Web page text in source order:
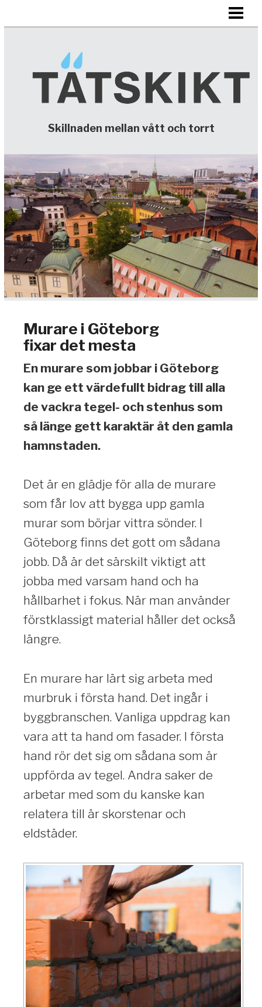
Skillnaden mellan vått och torrt
Murare i Göteborg
fixar det mesta
En murare som jobbar i Göteborg
kan ge ett värdefullt bidrag till alla
de vackra tegel- och stenhus som
så länge gett karaktär åt den gamla
hamnstaden.
Det är en glädje för alla de murare
som får lov att bygga upp gamla
murar som börjar vittra sönder. I
Göteborg finns det gott om sådana
jobb. Då är det särskilt viktigt att
jobba med varsam hand och ha
hållbarhet i fokus. När man använder
förstklassigt material håller det också
längre.
En murare har lärt sig arbeta med
murbruk i första hand. Det ingår i
byggbranschen. Vanliga uppdrag kan
vara att ta hand om fasader. I första
hand rör det sig om sådana som är
uppförda av tegel. Andra saker de
arbetar med som du kanske kan
relatera till är skorstenar och
eldstäder.